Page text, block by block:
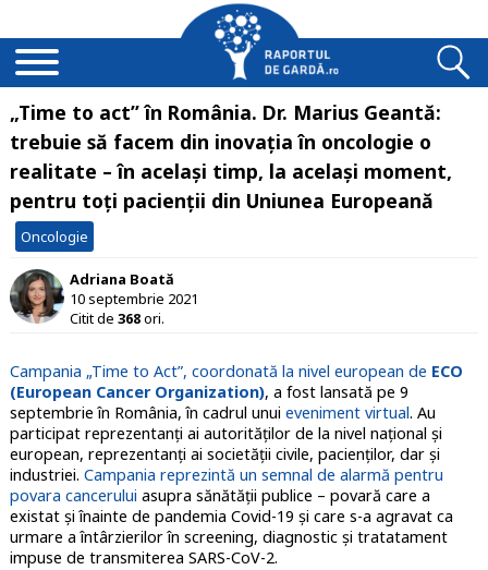
„Time to act” în România. Dr. Marius Geantă:
trebuie să facem din inovația în oncologie o
realitate – în același timp, la același moment,
pentru toți pacienții din Uniunea Europeană
Oncologie
Adriana Boată
10 septembrie 2021
Citit de 368ori.
Campania „Time to Act”, coordonată la nivel european de ECO
(European Cancer Organization), a fost lansată pe 9
septembrie în România, în cadrul unui eveniment virtual. Au
participat reprezentanți ai autorităților de la nivel național și
european, reprezentanți ai societății civile, pacienților, dar și
industriei. Campania reprezintă un semnal de alarmă pentru
povara cancerului asupra sănătății publice – povară care a
existat și înainte de pandemia Covid-19 și care s-a agravat ca
urmare a întârzierilor în screening, diagnostic și tratatament
impuse de transmiterea SARS-CoV-2.